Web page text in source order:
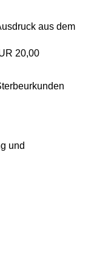
aus dem
20,00
und